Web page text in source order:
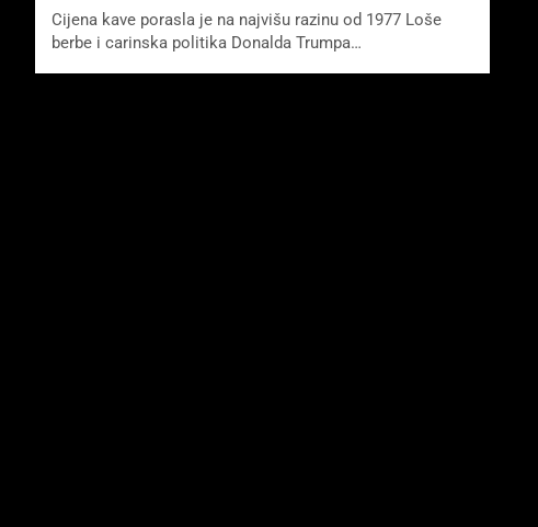
Cijena kave porasla je na najvišu razinu od 1977 Loše
berbe i carinska politika Donalda Trumpa…